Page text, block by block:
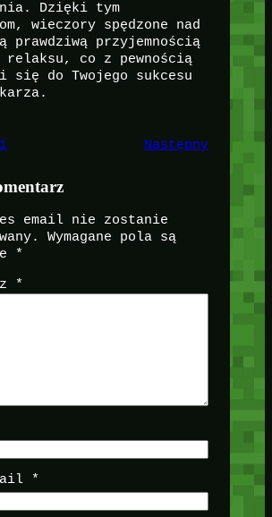
Dzięki tym
wieczory spędzone nad
prawdziwą przyjemnością
relaksu, co z pewnością
się do Twojego sukcesu
Następny
email nie zostanie
Wymagane pola są
*
*
*